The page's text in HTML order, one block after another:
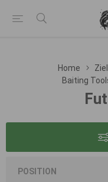
Home
Baiting